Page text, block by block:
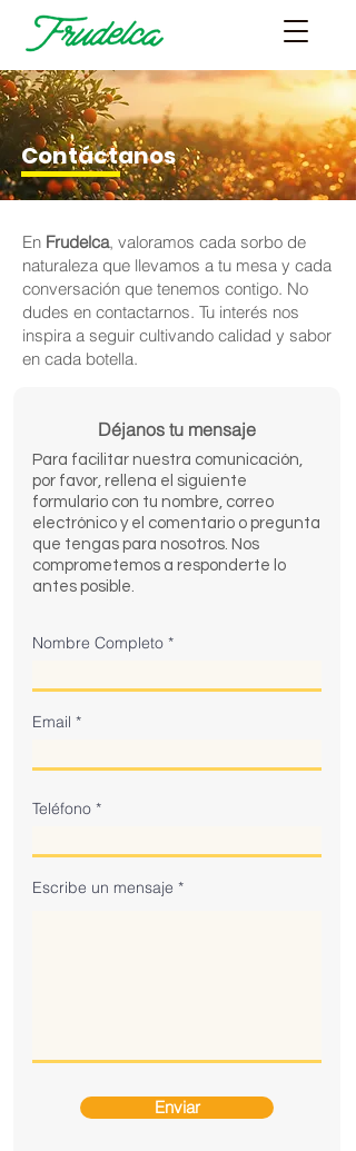
Contáctanos
En Frudelca, valoramos cada sorbo de
naturaleza que llevamos a tu mesa y cada
conversación que tenemos contigo. No
dudes en contactarnos. Tu interés nos
inspira a seguir cultivando calidad y sabor
en cada botella.
Déjanos tu mensaje
Para facilitar nuestra comunicación,
por favor, rellena el siguiente
formulario con tu nombre, correo
electrónico y el comentario o pregunta
que tengas para nosotros. Nos
comprometemos a responderte lo
antes posible.
Nombre Completo
Email
Teléfono
Escribe un mensaje
Enviar